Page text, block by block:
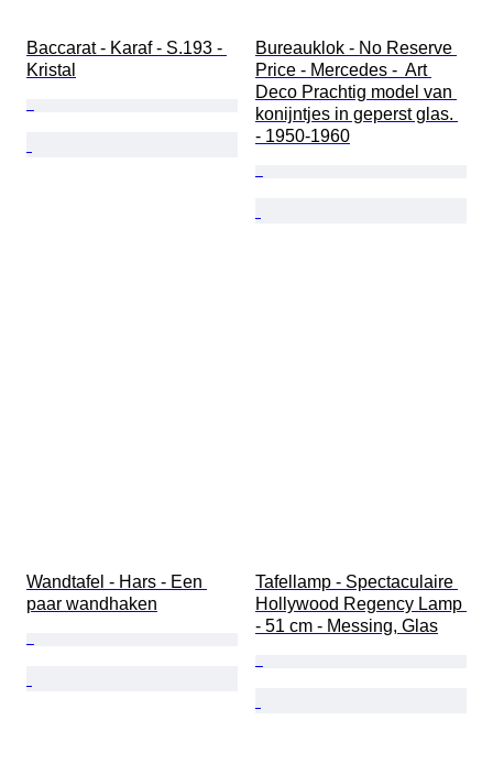
Baccarat - Karaf - S.193 -
Kristal
Bureauklok - No Reserve
Price - Mercedes -  Art
Deco Prachtig model van
konijntjes in geperst glas.
- 1950-1960
Wandtafel - Hars - Een
paar wandhaken
Tafellamp - Spectaculaire
Hollywood Regency Lamp
- 51 cm - Messing, Glas